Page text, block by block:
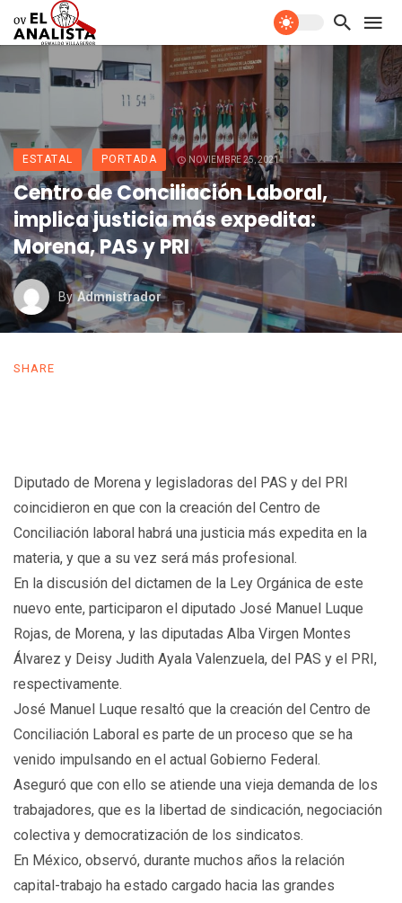
ESTATAL PORTADA NOVIEMBRE 25, 2021
Centro de Conciliación Laboral,
implica justicia más expedita:
Morena, PAS y PRI
By Admnistrador
SHARE
Diputado de Morena y legisladoras del PAS y del PRI
coincidieron en que con la creación del Centro de
Conciliación laboral habrá una justicia más expedita en la
materia, y que a su vez será más profesional.
En la discusión del dictamen de la Ley Orgánica de este
nuevo ente, participaron el diputado José Manuel Luque
Rojas, de Morena, y las diputadas Alba Virgen Montes
Álvarez y Deisy Judith Ayala Valenzuela, del PAS y el PRI,
respectivamente.
José Manuel Luque resaltó que la creación del Centro de
Conciliación Laboral es parte de un proceso que se ha
venido impulsando en el actual Gobierno Federal.
Aseguró que con ello se atiende una vieja demanda de los
trabajadores, que es la libertad de sindicación, negociación
colectiva y democratización de los sindicatos.
En México, observó, durante muchos años la relación
capital-trabajo ha estado cargado hacia las grandes